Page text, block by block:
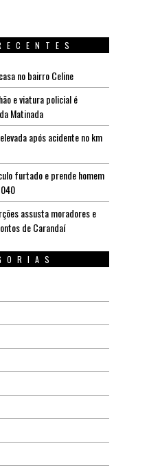
no bairro Celine
e viatura policial é
Matinada
após acidente no km
furtado e prende homem
assusta moradores e
de Carandaí